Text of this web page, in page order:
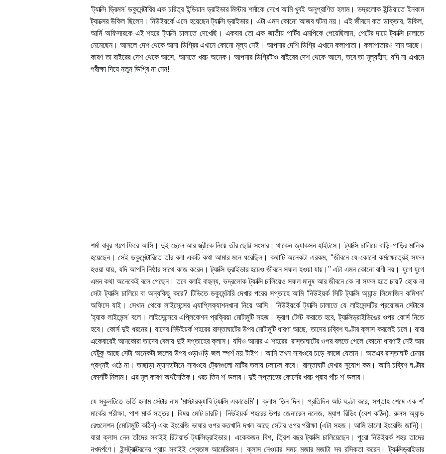
‘ট্যাক্সি ড্রিমস’ ডকুমেন্টারির এক চরিত্র ইন্ডিয়ান ড্রাইভার মিস্টার শর্মাকে দেখে আমি খুবই অনুপ্রাণিত হলাম। ভদ্রলোক ইন্ডিয়াতে ইনকাম
ট্যাক্সের উকিল ছিলেন। নিউইয়র্কে এসে হয়েছেন ট্যাক্সি ড্রাইভার। এটা এমন কোনো আজব ঘটনা নয়। এই জীবনে কত ডাক্তার, উকিল,
আর্মি অফিসারকে এই শহরে ট্যাক্সি চালাতে দেখেছি। একবার তো এক জাতীয় পার্টির এমপিকে পেয়েছিলাম, পেটের দায়ে ট্যাক্সি চালাতে
নেমেছেন। আসলে দেশ থেকে আনা ডিগ্রির এখানে কোনো মূল্য নেই। আপনার দেশি ডিগ্রি এখানে কলাপাতা। কলাপাতারও দাম আছে।
কারণ তা বাইরের দেশ থেকে আসে, আনতে খরচ অনেক। আপনার ডিগ্রিটাও বাইরের দেশ থেকে আসে, তবে তা মূল্যহীন; যদি না এখানে
পরীক্ষা দিয়ে নতুন ডিগ্রি না নেন!
শর্মা বাবুর গল্পে ফিরে আসি। দুই ছেলে আর স্ত্রীকে নিয়ে তাঁর ছোট্ট সংসার। থাকেন জ্যাকসন হাইটসে। ট্যাক্সি চালিয়ে বাড়ি-গাড়ির মালিক
হয়েছেন। সেই ডকুমেন্টারিতে তাঁর বলা একটি কথা আমার মনে ধরেছিল। কথাটি অনেকটা এরকম, “জীবনে যে-কোনো কর্মক্ষেত্রেই সফল
হওয়া যায়, যদি আপনি নিষ্ঠার সাথে কাজ করেন। ট্যাক্সি ড্রাইভার হয়েও জীবনে সফল হওয়া যায়।” এটা এমন কোনো বাণী নয়। যুগে যুগে
এমন কথা অনেকেই বলে গেছেন। তবে বলাই বাহুল্য, ভদ্রলোক ট্যাক্সি চালিয়েও সফল মানুষ আর জীবনে কে না সফল হতে চায়? হোক না
সেটা ট্যাক্সি চালিয়ে বা অন্যকিছু করে? টিভিতে ডকুমেন্টারি দেখার পরের সপ্তাহে আমি ‘নিউইয়র্ক সিটি ট্যাক্সি অ্যান্ড লিমোজিন কমিশন’
অফিসে যাই। সেখান থেকে লাইসেন্সের এ্যাপ্লিক্যাশনখানা নিয়ে আসি। নিউইয়র্কে ট্যাক্সি চালাতে যে লাইসেন্সটির প্রয়োজন সেটাকে
‘হ্যাক লাইসেন্স’ বলে। লাইসেন্সেরে এপ্লিকেশন প্রক্রিয়া মোটামুটি সহজ। ড্রাগ টেস্ট করাতে হবে, ট্যাক্সিড্রাইভিঙের ওপর কোর্স নিতে
হবে। কোর্স দুই ধরনের। যাদের নিউইয়র্ক শহরের রাস্তাঘাটের উপর মোটামুটি ধারণা আছে, তাদের চব্বিশ ঘণ্টার ক্লাস করলেই চলে। যারা
একেবারেই আনকোরা তাদের বেলায় দুই সপ্তাহের ক্লাস। যদিও আমার এ শহরের রাস্তাঘাটের ওপর বলতে গেলে কোনো ধারণাই নেই আর
যেটুকু আছে সেটা অনেকটা জলের উপর ওড়াওড়ি জল স্পর্শ নয় টাইপ। আমি তখন সাবওয়ে চড়ে কাজে যেতাম। অতএব রাস্তাঘাট চেনার
প্রশ্নই ওঠে না। তাছাড়া ম্যানহাটানে সাবওয়ে ট্রেনগুলো মাটির তলায় চলাচল করে। রাস্তাঘাট দেখার সুযোগ কম। আমি চব্বিশ ঘণ্টার
কোর্সটি নিলাম। এর মূল কারণ অর্থনৈতিক। খরচ তিন শ’ ডলার। দুই সপ্তাহের কোর্সের খরচ প্রায় পাঁচ শ’ ডলার।
যে স্কুলটিতে ভর্তি হলাম সেটার নাম ‘মাস্টারক্যাবি ট্যাক্সি একাডেমি’। ক্লাস তিন দিন। প্রতিদিন আট ঘণ্টা করে, সপ্তাহ শেষে এক শ’
মার্কের পরীক্ষা, পাশ মার্ক সত্তর। বিষয় মোট চারটি। নিউইয়র্ক শহরের উপর জেনারেল নলেজ, ম্যাপ রিডিং (বেশ কঠিন), রুলস অ্যান্ড
রেগুলেশন (মোটামুটি কঠিন) এবং ইংরেজি ভাষার ওপর কতখানি দখল আছে সেটার ওপর পরীক্ষা (এটা সহজ। আমি ভালো ইংরেজি জানি)।
যারা ক্লাস নেন তাঁদের সবাইই রিটায়ার্ড ট্যাক্সিড্রাইভার। একেকজন বিশ, ত্রিশ বছর ট্যাক্সি চালিয়েছেন। পুরো নিউইয়র্ক শহর তাদের
নখদর্পণে। ইন্সট্রাক্টরদের প্রায় সবাইই শ্বেতাঙ্গ আমেরিকান। ক্লাস নেওয়ার সময় মজার মজাটা সব রসিকতা করেন। ট্যাক্সিড্রাইভার